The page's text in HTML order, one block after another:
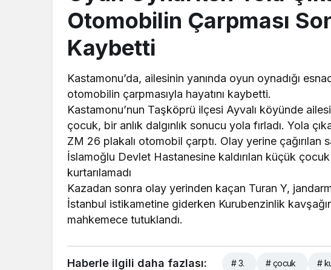
Otomobilin Çarpması
Kaybetti
Kastamonu’da, ailesinin yanında oyun oynadığı
otomobilin çarpmasıyla hayatını kaybetti.
Kastamonu’nun Taşköprü ilçesi Ayvalı köyünde
çocuk, bir anlık dalgınlık sonucu yola fırladı. Yola
ZM 26 plakalı otomobil çarptı. Olay yerine
İslamoğlu Devlet Hastanesine kaldırılan küçük
kurtarılamadı
Kazadan sonra olay yerinden kaçan Turan Y,
İstanbul istikametine giderken Kurubenzinlik
mahkemece tutuklandı.
Haberle ilgili daha fazlası: # 3. # çocuk #